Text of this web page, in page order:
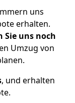
uns
erhalten.
uns noch
Umzug von
, und erhalten